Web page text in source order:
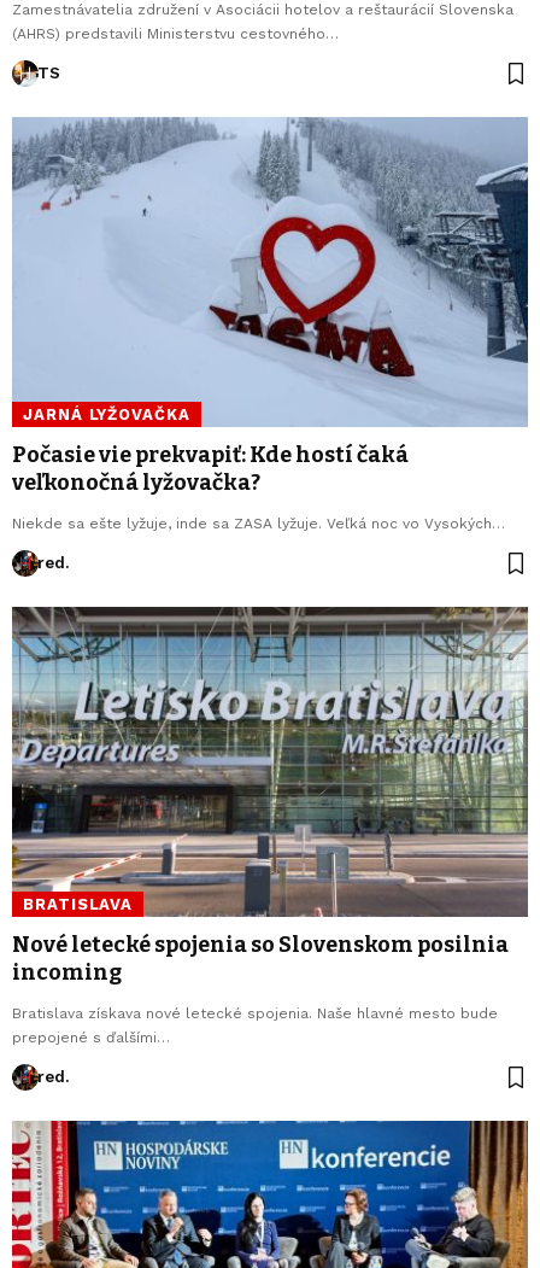
Zamestnávatelia združení v Asociácii hotelov a reštaurácií Slovenska
(AHRS) predstavili Ministerstvu cestovného…
TS
JARNÁ LYŽOVAČKA
Počasie vie prekvapiť: Kde hostí čaká
veľkonočná lyžovačka?
Niekde sa ešte lyžuje, inde sa ZASA lyžuje. Veľká noc vo Vysokých…
red.
BRATISLAVA
Nové letecké spojenia so Slovenskom posilnia
incoming
Bratislava získava nové letecké spojenia. Naše hlavné mesto bude
prepojené s ďalšími…
red.